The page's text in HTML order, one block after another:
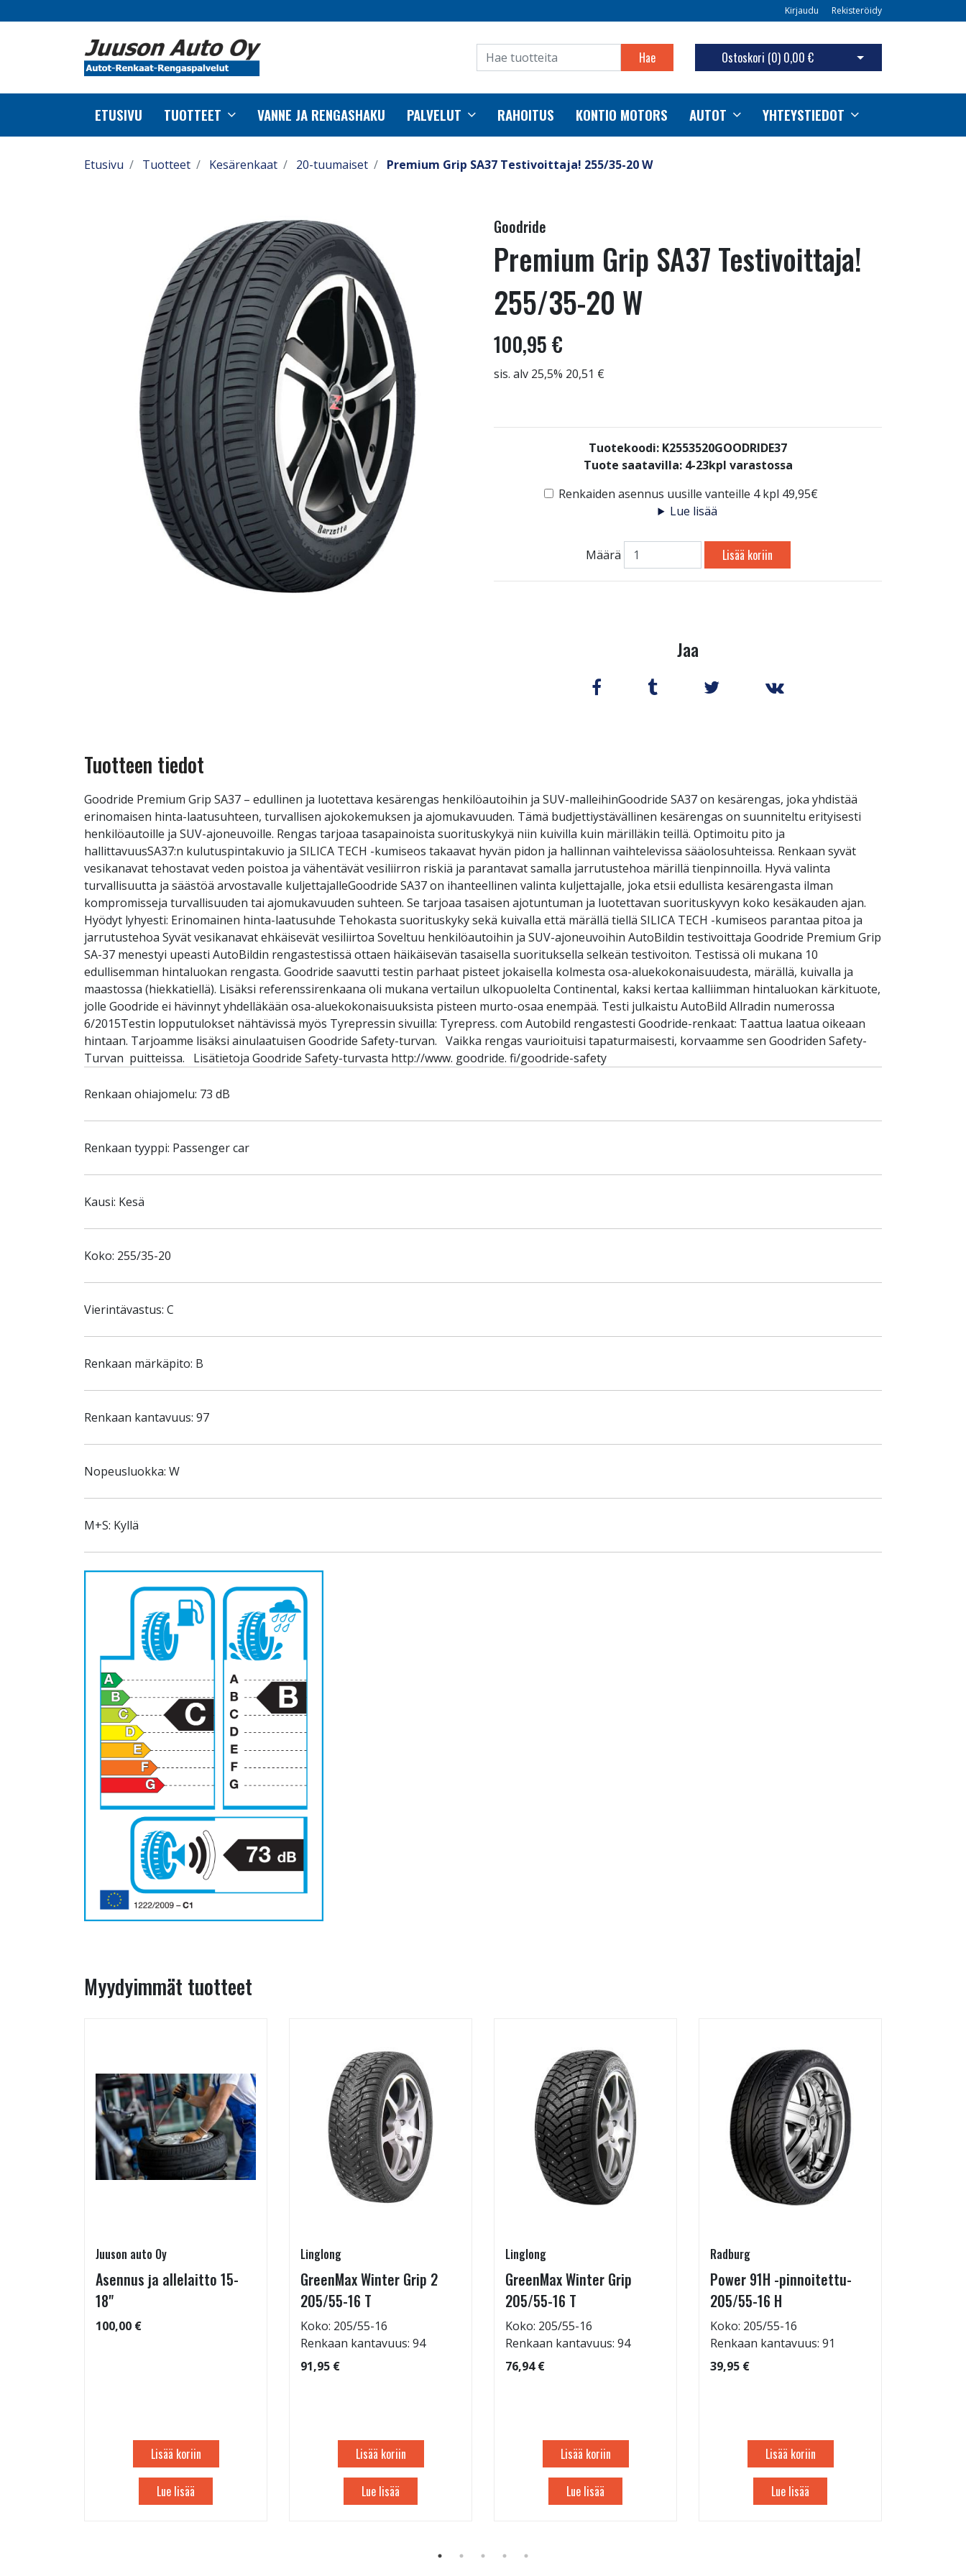
Kirjaudu Rekisteröidy
Hae Ostoskori (0) 0,00 € Avaa ostoskori
ETUSIVU TUOTTEET VANNE JA RENGASHAKU PALVELUT RAHOITUS KONTIO MOTORS AUTOT YHTEYSTIEDOT
Etusivu Tuotteet Kesärenkaat 20-tuumaiset Premium Grip SA37 Testivoittaja! 255/35-20 W
Goodride
Premium Grip SA37 Testivoittaja!
255/35-20 W
100,95 €
sis. alv 25,5% 20,51 €
Tuotekoodi: K2553520GOODRIDE37
Tuote saatavilla: 4-23kpl varastossa
Renkaiden asennus uusille vanteille 4 kpl 49,95€
Lue lisää
Määrä Lisää koriin
Jaa
Tuotteen tiedot
Goodride Premium Grip SA37 – edullinen ja luotettava kesärengas henkilöautoihin ja SUV-malleihinGoodride SA37 on kesärengas, joka yhdistää
erinomaisen hinta-laatusuhteen, turvallisen ajokokemuksen ja ajomukavuuden. Tämä budjettiystävällinen kesärengas on suunniteltu erityisesti
henkilöautoille ja SUV-ajoneuvoille. Rengas tarjoaa tasapainoista suorituskykyä niin kuivilla kuin märilläkin teillä. Optimoitu pito ja
hallittavuusSA37:n kulutuspintakuvio ja SILICA TECH -kumiseos takaavat hyvän pidon ja hallinnan vaihtelevissa sääolosuhteissa. Renkaan syvät
vesikanavat tehostavat veden poistoa ja vähentävät vesiliirron riskiä ja parantavat samalla jarrutustehoa märillä tienpinnoilla. Hyvä valinta
turvallisuutta ja säästöä arvostavalle kuljettajalleGoodride SA37 on ihanteellinen valinta kuljettajalle, joka etsii edullista kesärengasta ilman
kompromisseja turvallisuuden tai ajomukavuuden suhteen. Se tarjoaa tasaisen ajotuntuman ja luotettavan suorituskyvyn koko kesäkauden ajan.
Hyödyt lyhyesti: Erinomainen hinta-laatusuhde Tehokasta suorituskyky sekä kuivalla että märällä tiellä SILICA TECH -kumiseos parantaa pitoa ja
jarrutustehoa Syvät vesikanavat ehkäisevät vesiliirtoa Soveltuu henkilöautoihin ja SUV-ajoneuvoihin AutoBildin testivoittaja Goodride Premium Grip
SA-37 menestyi upeasti AutoBildin rengastestissä ottaen häikäisevän tasaisella suorituksella selkeän testivoiton. Testissä oli mukana 10
edullisemman hintaluokan rengasta. Goodride saavutti testin parhaat pisteet jokaisella kolmesta osa-aluekokonaisuudesta, märällä, kuivalla ja
maastossa (hiekkatiellä). Lisäksi referenssirenkaana oli mukana vertailun ulkopuolelta Continental, kaksi kertaa kalliimman hintaluokan kärkituote,
jolle Goodride ei hävinnyt yhdelläkään osa-aluekokonaisuuksista pisteen murto-osaa enempää. Testi julkaistu AutoBild Allradin numerossa
6/2015Testin lopputulokset nähtävissä myös Tyrepressin sivuilla: Tyrepress. com Autobild rengastesti Goodride-renkaat: Taattua laatua oikeaan
hintaan. Tarjoamme lisäksi ainulaatuisen Goodride Safety-turvan. Vaikka rengas vaurioituisi tapaturmaisesti, korvaamme sen Goodriden Safety-
Turvan puitteissa. Lisätietoja Goodride Safety-turvasta http://www. goodride. fi/goodride-safety
Renkaan ohiajomelu: 73 dB
Renkaan tyyppi: Passenger car
Kausi: Kesä
Koko: 255/35-20
Vierintävastus: C
Renkaan märkäpito: B
Renkaan kantavuus: 97
Nopeusluokka: W
M+S: Kyllä
Myydyimmät tuotteet
Juuson auto Oy
Asennus ja allelaitto 15-
18"
100,00 €
Lisää koriin
Lue lisää
Linglong
GreenMax Winter Grip 2
205/55-16 T
Koko: 205/55-16
Renkaan kantavuus: 94
91,95 €
Lisää koriin
Lue lisää
Linglong
GreenMax Winter Grip
205/55-16 T
Koko: 205/55-16
Renkaan kantavuus: 94
76,94 €
Lisää koriin
Lue lisää
Radburg
Power 91H -pinnoitettu-
205/55-16 H
Koko: 205/55-16
Renkaan kantavuus: 91
39,95 €
Lisää koriin
Lue lisää